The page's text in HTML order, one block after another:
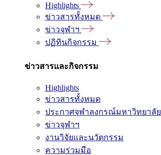
Highlights
ข่าวสารทั้งหมด
ข่าวจุฬาฯ
ปฏิทินกิจกรรม
ข่าวสารและกิจกรรม
Highlights
ข่าวสารทั้งหมด
ประกาศจุฬาลงกรณ์มหาวิทยาลัย
ข่าวจุฬาฯ
งานวิจัยและนวัตกรรม
ความร่วมมือ